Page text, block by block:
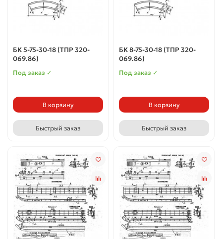
БК 5-75-30-18 (ТПР 320-
069.86)
Под заказ ✓
В корзину
Быстрый заказ
БК 8-75-30-18 (ТПР 320-
069.86)
Под заказ ✓
В корзину
Быстрый заказ